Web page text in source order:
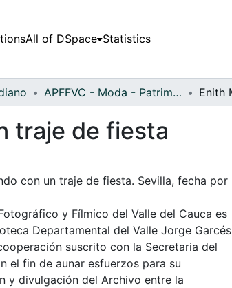
All of DSpace Statistics
APFFVC - Moda - Patrimonial
traje de fiesta
con un traje de fiesta. Sevilla, fecha por
y Fílmico del Valle del Cauca es
Departamental del Valle Jorge Garcés
suscrito con la Secretaria del
el fin de aunar esfuerzos para su
y divulgación del Archivo entre la